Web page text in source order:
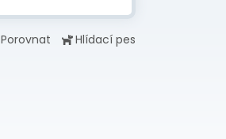
Porovnat Hlídací pes